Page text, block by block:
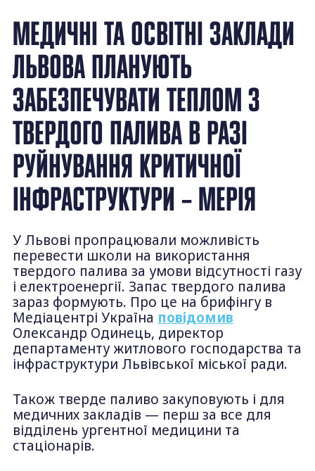
МЕДИЧНІ ТА ОСВІТНІ ЗАКЛАДИ
ЛЬВОВА ПЛАНУЮТЬ
ЗАБЕЗПЕЧУВАТИ ТЕПЛОМ З
ТВЕРДОГО ПАЛИВА В РАЗІ
РУЙНУВАННЯ КРИТИЧНОЇ
ІНФРАСТРУКТУРИ – МЕРІЯ
У Львові пропрацювали можливість
перевести школи на використання
твердого палива за умови відсутності газу
і електроенергії. Запас твердого палива
зараз формують. Про це на брифінгу в
Медіацентрі Україна повідомив
Олександр Одинець, директор
департаменту житлового господарства та
інфраструктури Львівської міської ради.
Також тверде паливо закуповують і для
медичних закладів — перш за все для
відділень ургентної медицини та
стаціонарів.